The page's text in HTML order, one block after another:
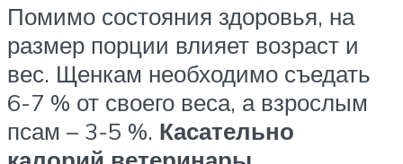
Помимо состояния здоровья, на
размер порции влияет возраст и
вес. Щенкам необходимо съедать
6-7 % от своего веса, а взрослым
псам – 3-5 %. Касательно